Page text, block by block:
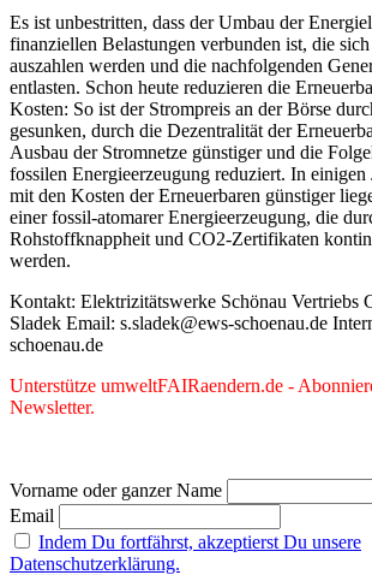
Es ist unbestritten, dass der Umbau der
finanziellen Belastungen verbunden ist, die
auszahlen werden und die nachfolgenden
entlasten. Schon heute reduzieren die
Kosten: So ist der Strompreis an der Börse
gesunken, durch die Dezentralität der
Ausbau der Stromnetze günstiger und die
fossilen Energieerzeugung reduziert. In
mit den Kosten der Erneuerbaren günstiger
einer fossil-atomarer Energieerzeugung, die
Rohstoffknappheit und CO2-Zertifikaten
werden.
Kontakt: Elektrizitätswerke Schönau Vertriebs
Sladek Email: s.sladek@ews-schoenau.de
schoenau.de
Unterstütze umweltFAIRaendern.de -
Newsletter.
Vorname oder ganzer Name
Email
Indem Du fortfährst, akzeptierst Du unsere
Datenschutzerklärung.